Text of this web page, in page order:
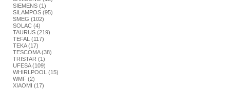
SIEMENS (1)
SILAMPOS (95)
SMEG (102)
SOLAC (4)
TAURUS (219)
TEFAL (117)
TEKA (17)
TESCOMA (38)
TRISTAR (1)
UFESA (109)
WHIRLPOOL (15)
WMF (2)
XIAOMI (17)